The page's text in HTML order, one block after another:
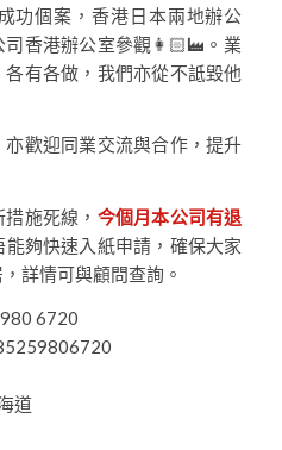
功個案，香港日本兩地辦公
香港辦公室參觀👩🏻‍🏭。業
有各做，我們亦從不詆毀他
歡迎同業交流與合作，提升
施死線， 今個月本公司有退
夠快速入紙申請，確保大家
詳情可與顧問查詢。
6720
道